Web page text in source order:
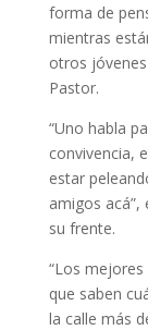
forma de
mientras
otros
Pastor.
“Uno habla
convivencia,
estar
amigos acá”,
su frente.
“Los
que saben
la calle más